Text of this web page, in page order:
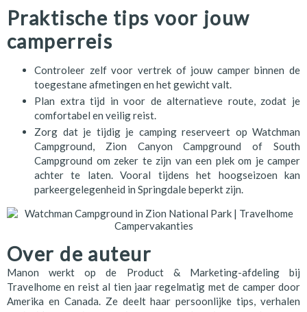
Praktische tips voor jouw
camperreis
Controleer zelf voor vertrek of jouw camper binnen de
toegestane afmetingen en het gewicht valt.
Plan extra tijd in voor de alternatieve route, zodat je
comfortabel en veilig reist.
Zorg dat je tijdig je camping reserveert op Watchman
Campground, Zion Canyon Campground of South
Campground om zeker te zijn van een plek om je camper
achter te laten. Vooral tijdens het hoogseizoen kan
parkeergelegenheid in Springdale beperkt zijn.
Over de auteur
Manon werkt op de Product & Marketing-afdeling bij
Travelhome en reist al tien jaar regelmatig met de camper door
Amerika en Canada. Ze deelt haar persoonlijke tips, verhalen